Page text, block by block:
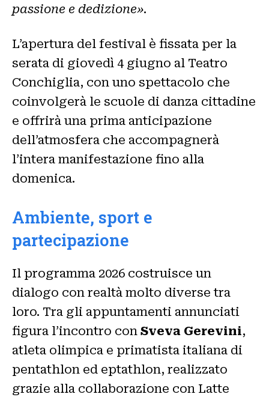
passione e dedizione».
L’apertura del festival è fissata per la
serata di giovedì 4 giugno al Teatro
Conchiglia, con uno spettacolo che
coinvolgerà le scuole di danza cittadine
e offrirà una prima anticipazione
dell’atmosfera che accompagnerà
l’intera manifestazione fino alla
domenica.
Ambiente, sport e
partecipazione
Il programma 2026 costruisce un
dialogo con realtà molto diverse tra
loro. Tra gli appuntamenti annunciati
figura l’incontro con Sveva Gerevini,
atleta olimpica e primatista italiana di
pentathlon ed eptathlon, realizzato
grazie alla collaborazione con Latte